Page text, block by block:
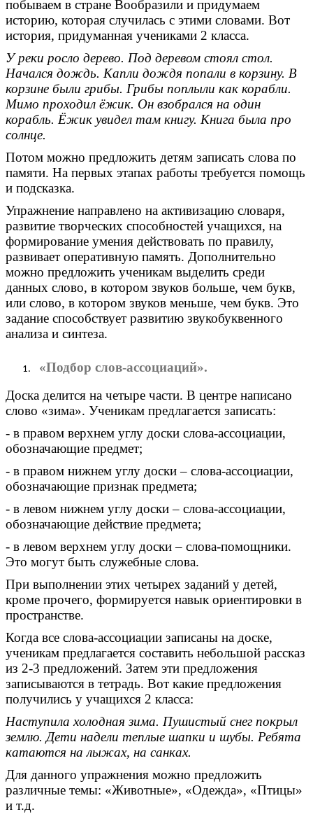
побываем в стране Вообразили и придумаем
историю, которая случилась с этими словами. Вот
история, придуманная учениками 2 класса.
У реки росло дерево. Под деревом стоял стол.
Начался дождь. Капли дождя попали в корзину. В
корзине были грибы. Грибы поплыли как корабли.
Мимо проходил ёжик. Он взобрался на один
корабль. Ёжик увидел там книгу. Книга была про
солнце.
Потом можно предложить детям записать слова по
памяти. На первых этапах работы требуется помощь
и подсказка.
Упражнение направлено на активизацию словаря,
развитие творческих способностей учащихся, на
формирование умения действовать по правилу,
развивает оперативную память. Дополнительно
можно предложить ученикам выделить среди
данных слово, в котором звуков больше, чем букв,
или слово, в котором звуков меньше, чем букв. Это
задание способствует развитию звукобуквенного
анализа и синтеза.
«Подбор слов-ассоциаций».
Доска делится на четыре части. В центре написано
слово «зима». Ученикам предлагается записать:
- в правом верхнем углу доски слова-ассоциации,
обозначающие предмет;
- в правом нижнем углу доски – слова-ассоциации,
обозначающие признак предмета;
- в левом нижнем углу доски – слова-ассоциации,
обозначающие действие предмета;
- в левом верхнем углу доски – слова-помощники.
Это могут быть служебные слова.
При выполнении этих четырех заданий у детей,
кроме прочего, формируется навык ориентировки в
пространстве.
Когда все слова-ассоциации записаны на доске,
ученикам предлагается составить небольшой рассказ
из 2-3 предложений. Затем эти предложения
записываются в тетрадь. Вот какие предложения
получились у учащихся 2 класса:
Наступила холодная зима. Пушистый снег покрыл
землю. Дети надели теплые шапки и шубы. Ребята
катаются на лыжах, на санках.
Для данного упражнения можно предложить
различные темы: «Животные», «Одежда», «Птицы»
и т.д.